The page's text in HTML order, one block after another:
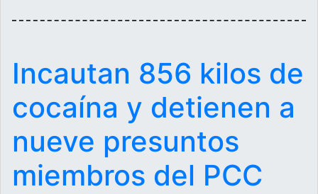
Incautan 856 kilos de
cocaína y detienen a
nueve presuntos
miembros del PCC